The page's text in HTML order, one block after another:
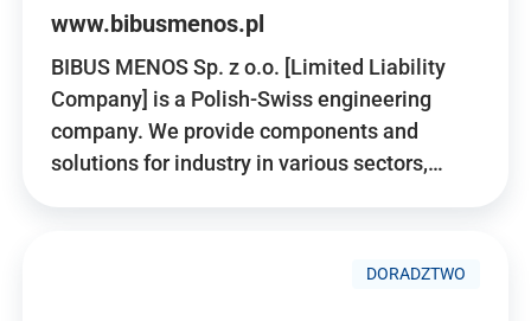
www.bibusmenos.pl
BIBUS MENOS Sp. z o.o. [Limited Liability
Company] is a Polish-Swiss engineering
company. We provide components and
solutions for industry in various sectors,…
DORADZTWO